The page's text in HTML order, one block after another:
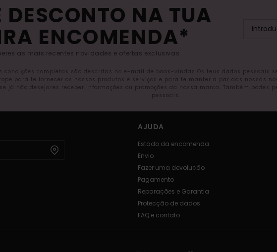
DESCONTO NA TUA
ENCOMENDA*
as mais recentes novidades e ofertas exclusivas.
completas são descritas no e-mail de boas-vindas Os teus dados pessoais
para te fornecer os nossos produtos e serviços e para te manter a par das nossas
já não desejares receber informações ou promoções da nossa marca. Também
pessoais.
AJUDA
Estado da encomenda
Envio
Fazer uma devolução
Pagamento
Reparações e Garantia
Protecção de dados
FAQ e contato